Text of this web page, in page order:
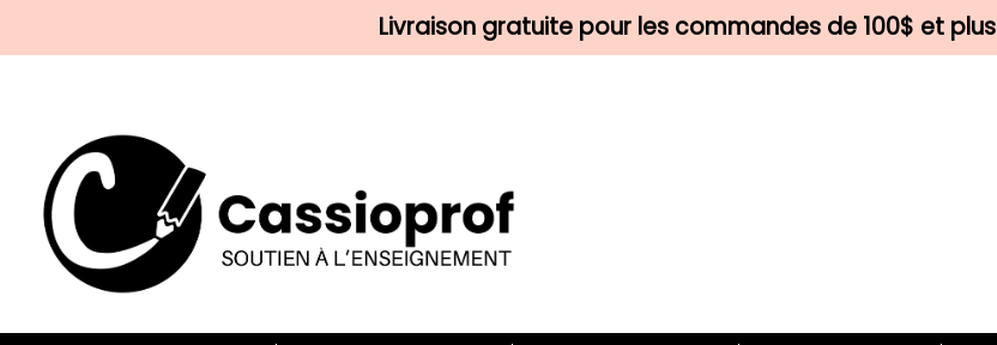
Livraison gratuite pour les commandes de 100$ et plus